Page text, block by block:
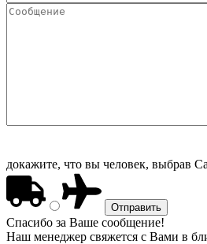
докажите, что вы человек, выбрав
Спасибо за Ваше сообщение!
Наш менеджер свяжется с Вами в